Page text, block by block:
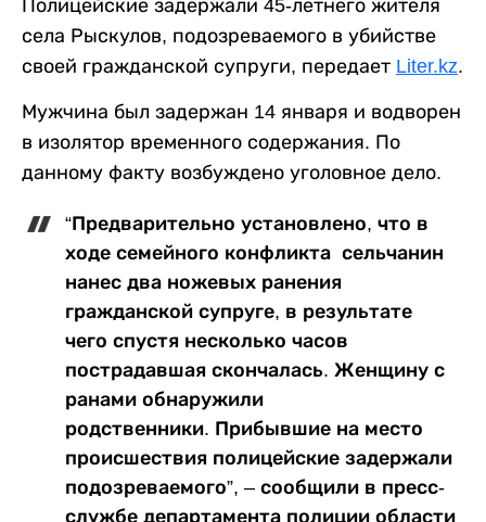
Полицейские задержали 45-летнего жителя
села Рыскулов, подозреваемого в убийстве
своей гражданской супруги, передает Liter.kz.
Мужчина был задержан 14 января и водворен
в изолятор временного содержания. По
данному факту возбуждено уголовное дело.
“Предварительно установлено, что в
ходе семейного конфликта сельчанин
нанес два ножевых ранения
гражданской супруге, в результате
чего спустя несколько часов
пострадавшая скончалась. Женщину с
ранами обнаружили
родственники. Прибывшие на место
происшествия полицейские задержали
подозреваемого”, – сообщили в пресс-
службе департамента полиции области